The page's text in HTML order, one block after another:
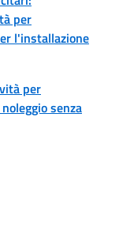
per
l'installazione
per
senza